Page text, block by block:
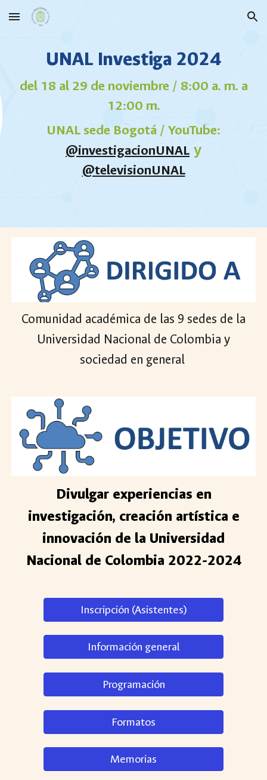
Skip to main content Skip to navigation
UNAL Investiga 2024
del 18 al 29 de noviembre / 8:00 a. m. a
12:00 m.
UNAL sede Bogotá / YouTube:
@investigacionUNAL y
@televisionUNAL
Comunidad académica de las 9 sedes de la
Universidad Nacional de Colombia y
sociedad en general
Divulgar experiencias en
investigación, creación artística e
innovación de la Universidad
Nacional de Colombia 2022-2024
Inscripción (Asistentes)
Información general
Programación
Formatos
Memorias